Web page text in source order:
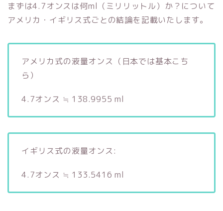
まずは4.7オンスは何ml（ミリリットル）か？について
アメリカ・イギリス式ごとの結論を記載いたします。
アメリカ式の液量オンス（日本では基本こち
ら）
4.7オンス ≒ 138.9955 ml
イギリス式の液量オンス:
4.7オンス ≒ 133.5416 ml